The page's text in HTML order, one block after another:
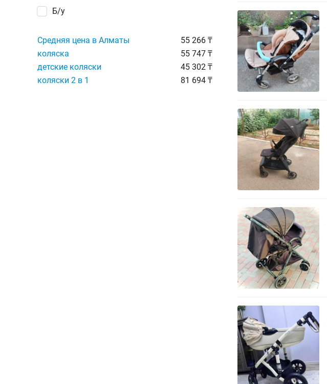
Б/у
Средняя цена в Алматы
55 266 ₸
коляска
55 747 ₸
детские коляски
45 302 ₸
коляски 2 в 1
81 694 ₸